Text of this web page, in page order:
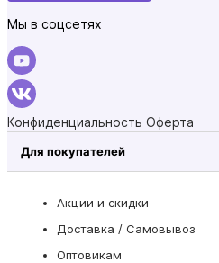
Мы в соцсетях
Конфиденциальность Оферта
Для покупателей
Акции и скидки
Доставка / Самовывоз
Оптовикам